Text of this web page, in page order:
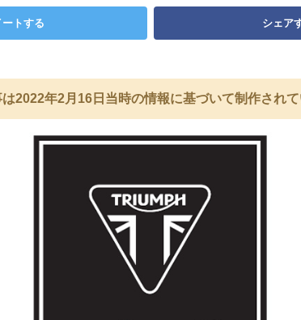
ートする シェア
2022年2月16日当時の情報に基づいて制作されて